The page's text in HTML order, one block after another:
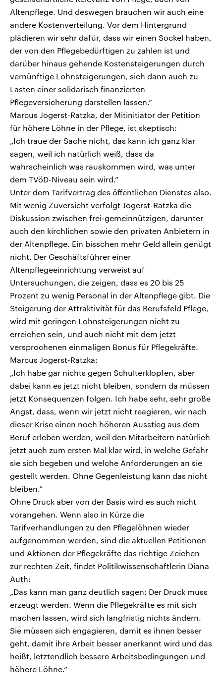
Altenpflege. Und deswegen brauchen wir auch eine
andere Kostenverteilung. Vor dem Hintergrund
plädieren wir sehr dafür, dass wir einen Sockel haben,
der von den Pflegebedürftigen zu zahlen ist und
darüber hinaus gehende Kostensteigerungen durch
vernünftige Lohnsteigerungen, sich dann auch zu
Lasten einer solidarisch finanzierten
Pflegeversicherung darstellen lassen.“
Marcus Jogerst-Ratzka, der Mitinitiator der Petition
für höhere Löhne in der Pflege, ist skeptisch:
„Ich traue der Sache nicht, das kann ich ganz klar
sagen, weil ich natürlich weiß, dass da
wahrscheinlich was rauskommen wird, was unter
dem TVöD-Niveau sein wird.“
Unter dem Tarifvertrag des öffentlichen Dienstes also.
Mit wenig Zuversicht verfolgt Jogerst-Ratzka die
Diskussion zwischen frei-gemeinnützigen, darunter
auch den kirchlichen sowie den privaten Anbietern in
der Altenpflege. Ein bisschen mehr Geld allein genügt
nicht. Der Geschäftsführer einer
Altenpflegeeinrichtung verweist auf
Untersuchungen, die zeigen, dass es 20 bis 25
Prozent zu wenig Personal in der Altenpflege gibt. Die
Steigerung der Attraktivität für das Berufsfeld Pflege,
wird mit geringen Lohnsteigerungen nicht zu
erreichen sein, und auch nicht mit dem jetzt
versprochenen einmaligen Bonus für Pflegekräfte.
Marcus Jogerst-Ratzka:
„Ich habe gar nichts gegen Schulterklopfen, aber
dabei kann es jetzt nicht bleiben, sondern da müssen
jetzt Konsequenzen folgen. Ich habe sehr, sehr große
Angst, dass, wenn wir jetzt nicht reagieren, wir nach
dieser Krise einen noch höheren Ausstieg aus dem
Beruf erleben werden, weil den Mitarbeitern natürlich
jetzt auch zum ersten Mal klar wird, in welche Gefahr
sie sich begeben und welche Anforderungen an sie
gestellt werden. Ohne Gegenleistung kann das nicht
bleiben.“
Ohne Druck aber von der Basis wird es auch nicht
vorangehen. Wenn also in Kürze die
Tarifverhandlungen zu den Pflegelöhnen wieder
aufgenommen werden, sind die aktuellen Petitionen
und Aktionen der Pflegekräfte das richtige Zeichen
zur rechten Zeit, findet Politikwissenschaftlerin Diana
Auth:
„Das kann man ganz deutlich sagen: Der Druck muss
erzeugt werden. Wenn die Pflegekräfte es mit sich
machen lassen, wird sich langfristig nichts ändern.
Sie müssen sich engagieren, damit es ihnen besser
geht, damit ihre Arbeit besser anerkannt wird und das
heißt, letztendlich bessere Arbeitsbedingungen und
höhere Löhne.“